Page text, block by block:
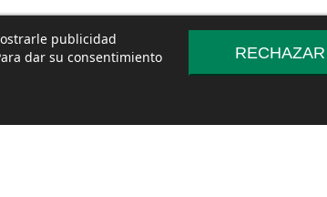
publicidad
dar su consentimiento